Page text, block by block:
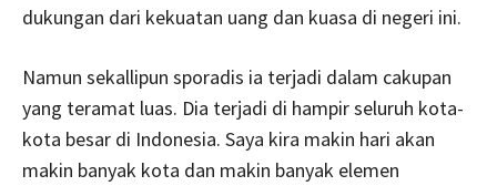
dukungan dari kekuatan uang dan kuasa di negeri ini.
Namun sekallipun sporadis ia terjadi dalam cakupan
yang teramat luas. Dia terjadi di hampir seluruh kota-
kota besar di Indonesia. Saya kira makin hari akan
makin banyak kota dan makin banyak elemen